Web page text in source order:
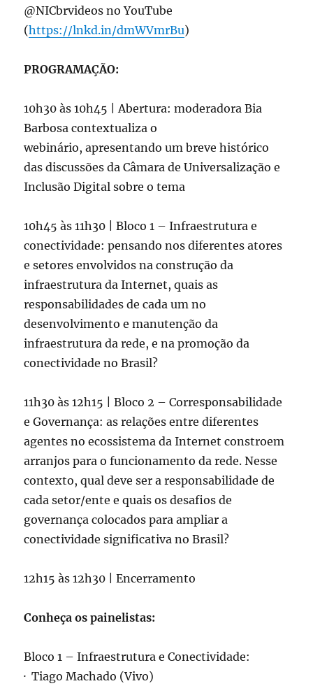
@NICbrvideos no YouTube
(https://lnkd.in/dmWVmrBu)
PROGRAMAÇÃO:
10h30 às 10h45 | Abertura: moderadora Bia
Barbosa contextualiza o
webinário, apresentando um breve histórico
das discussões da Câmara de Universalização e
Inclusão Digital sobre o tema
10h45 às 11h30 | Bloco 1 – Infraestrutura e
conectividade: pensando nos diferentes atores
e setores envolvidos na construção da
infraestrutura da Internet, quais as
responsabilidades de cada um no
desenvolvimento e manutenção da
infraestrutura da rede, e na promoção da
conectividade no Brasil?
11h30 às 12h15 | Bloco 2 – Corresponsabilidade
e Governança: as relações entre diferentes
agentes no ecossistema da Internet constroem
arranjos para o funcionamento da rede. Nesse
contexto, qual deve ser a responsabilidade de
cada setor/ente e quais os desafios de
governança colocados para ampliar a
conectividade significativa no Brasil?
12h15 às 12h30 | Encerramento
Conheça os painelistas:
Bloco 1 – Infraestrutura e Conectividade:
· Tiago Machado (Vivo)